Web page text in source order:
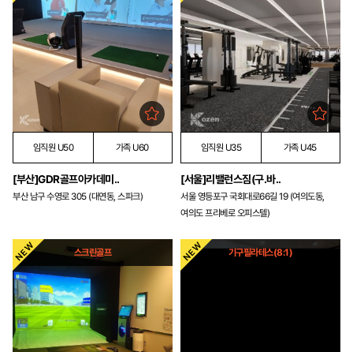
임직원 U50 가족 U60
[부산]GDR골프아카데미..
부산 남구 수영로 305 (대연동, 스파크)
임직원 U35 가족 U45
[서울]리밸런스짐(구.바..
서울 영등포구 국회대로66길 19 (여의도동,
여의도 프리베로 오피스텔)
스크린골프 기구필라테스(8:1)